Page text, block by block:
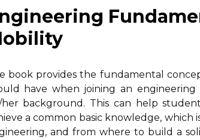
book provides the fundamental
have when joining an
her background. This can help
a common basic knowledge, which
and from where to build a